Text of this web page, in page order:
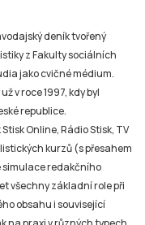
deník tvořený
z Fakulty sociálních
jako cvičné médium.
v roce 1997, kdy byl
republice.
Online, Rádio Stisk, TV
kurzů (s přesahem
simulace redakčního
všechny základní role při
obsahu i související